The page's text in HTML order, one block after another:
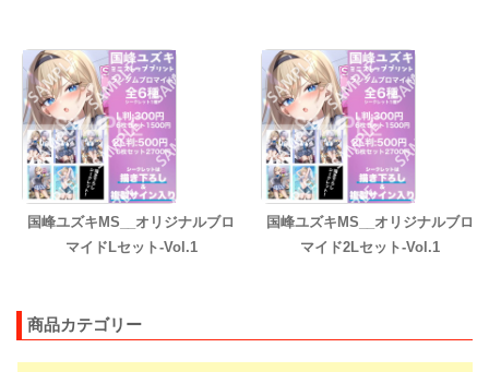
国峰ユズキMS__オリジナルブロ
マイドLセット-Vol.1
国峰ユズキMS__オリジナルブロ
マイド2Lセット-Vol.1
商品カテゴリー